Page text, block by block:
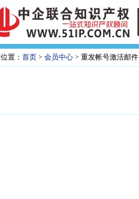
置： 首页 > 会员中心 > 重发帐号激活邮件